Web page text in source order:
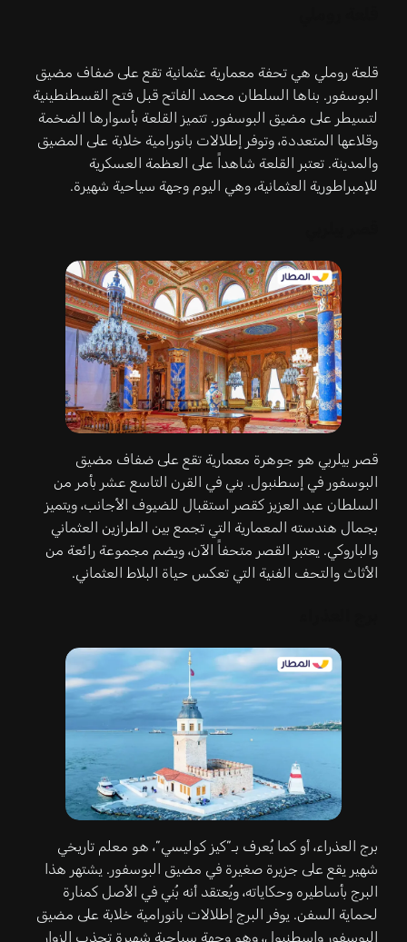
قلعة روملي هي تحفة معمارية عثمانية تقع على ضفاف مضيق
البوسفور. بناها السلطان محمد الفاتح قبل فتح القسطنطينية
لتسيطر على مضيق البوسفور. تتميز القلعة بأسوارها الضخمة
وقلاعها المتعددة، وتوفر إطلالات بانورامية خلابة على المضيق
والمدينة. تعتبر القلعة شاهداً على العظمة العسكرية
للإمبراطورية العثمانية، وهي اليوم وجهة سياحية شهيرة.
قصر بيلربي هو جوهرة معمارية تقع على ضفاف مضيق
البوسفور في إسطنبول. بني في القرن التاسع عشر بأمر من
السلطان عبد العزيز كقصر استقبال للضيوف الأجانب، ويتميز
بجمال هندسته المعمارية التي تجمع بين الطرازين العثماني
والباروكي. يعتبر القصر متحفاً الآن، ويضم مجموعة رائعة من
الأثاث والتحف الفنية التي تعكس حياة البلاط العثماني.
برج العذراء، أو كما يُعرف بـ”كيز كوليسي”، هو معلم تاريخي
شهير يقع على جزيرة صغيرة في مضيق البوسفور. يشتهر هذا
البرج بأساطيره وحكاياته، ويُعتقد أنه بُني في الأصل كمنارة
لحماية السفن. يوفر البرج إطلالات بانورامية خلابة على مضيق
البوسفور واسطنبول، وهو وجهة سياحية شهيرة تجذب الزوار